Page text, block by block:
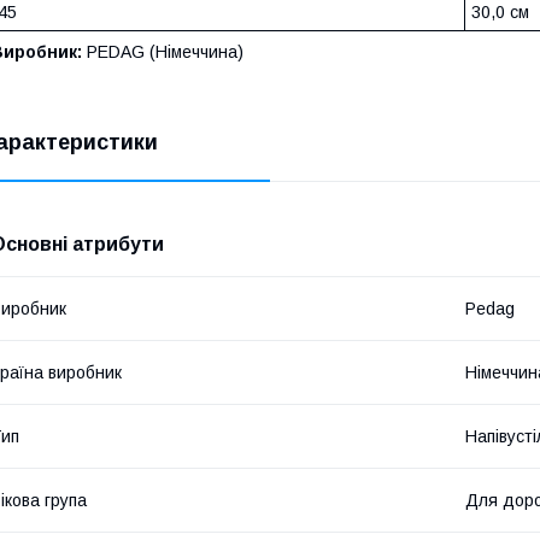
30,0 см
PEDAG (Німеччина)
атрибути
Pedag
виробник
група Для